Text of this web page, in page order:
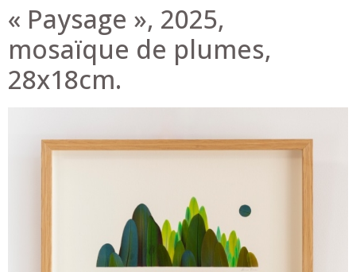
« Paysage », 2025,
mosaïque de plumes,
28x18cm.